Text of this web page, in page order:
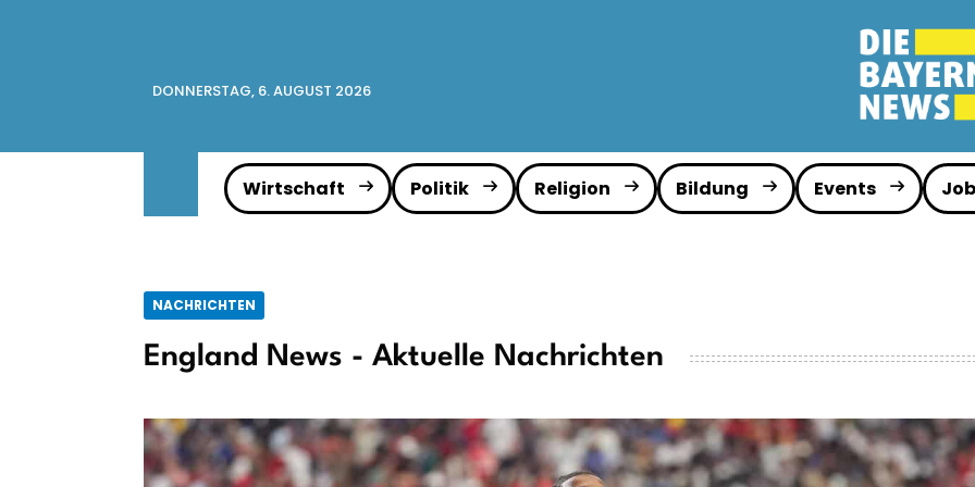
DONNERSTAG, 6. AUGUST 2026
Wirtschaft Politik Religion Bildung Events
NACHRICHTEN
England News - Aktuelle Nachrichten